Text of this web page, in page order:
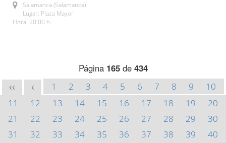
Salamanca (Salamanca)
Lugar: Plaza Mayor
Hora: 20:00 h.
Página 165de 434
<< < 1 2 3 4 5 6 7 8 9
10
11
12 13 14 15 16 17 18 19
20
21
22 23 24 25 26 27 28 29
30
31
32 33 34 35 36 37 38 39
40